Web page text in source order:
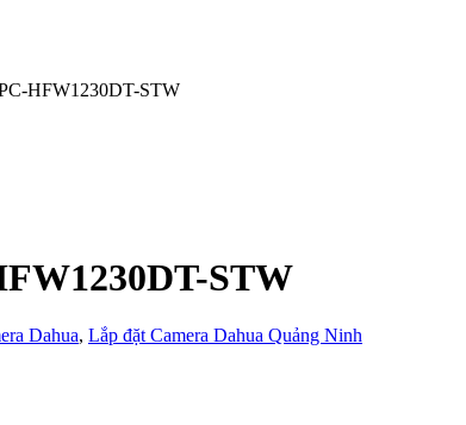
HFW1230DT-STW
STW
Dahua, Lắp đặt Camera Dahua Quảng Ninh